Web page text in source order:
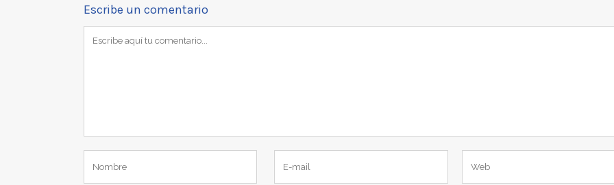
Escribe un comentario